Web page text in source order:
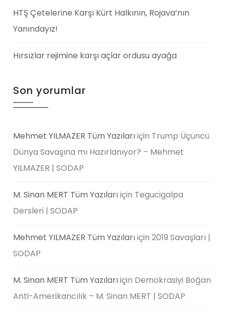
HTŞ Çetelerine Karşı Kürt Halkının, Rojava’nın
Yanındayız!
Hırsızlar rejimine karşı açlar ordusu ayağa
Son yorumlar
Mehmet YILMAZER Tüm Yazılarıiçin Trump Üçüncü
Dünya Savaşına mı Hazırlanıyor? – Mehmet
YILMAZER | SODAP
M. Sinan MERT Tüm Yazılarıiçin Tegucigalpa
Dersleri | SODAP
Mehmet YILMAZER Tüm Yazılarıiçin2019 Savaşları |
SODAP
M. Sinan MERT Tüm Yazılarıiçin Demokrasiyi Boğan
Anti-Amerikancılık – M. Sinan MERT | SODAP